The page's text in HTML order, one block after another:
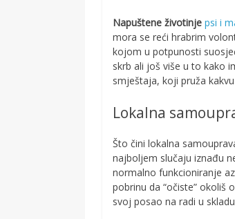
Napuštene životinje psi i
mora se reći hrabrim
kojom u potpunosti
skrb ali još više u to kako
smještaja, koji pruža
Lokalna
Što čini lokalna
najboljem slučaju iznađu
normalno funkcioniranje
pobrinu da “očiste” okoliš
svoj posao na radi u